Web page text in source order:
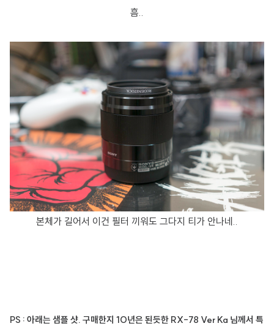
흠..
본체가 길어서 이건 필터 끼워도 그다지 티가 안나네..
PS : 아래는 샘플 샷. 구매한지 10년은 된듯한 RX-78 Ver Ka 님께서 특